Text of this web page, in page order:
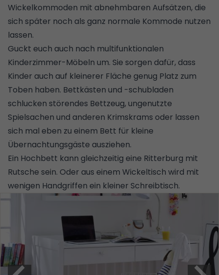
Wickelkommoden mit abnehmbaren Aufsätzen, die
sich später noch als ganz normale Kommode nutzen
lassen.
Guckt euch auch nach multifunktionalen
Kinderzimmer-Möbeln um. Sie sorgen dafür, dass
Kinder auch auf kleinerer Fläche genug Platz zum
Toben haben. Bettkästen und -schubladen
schlucken störendes Bettzeug, ungenutzte
Spielsachen und anderen Krimskrams oder lassen
sich mal eben zu einem Bett für kleine
Übernachtungsgäste ausziehen.
Ein Hochbett kann gleichzeitig eine Ritterburg mit
Rutsche sein. Oder aus einem Wickeltisch wird mit
wenigen Handgriffen ein kleiner Schreibtisch.